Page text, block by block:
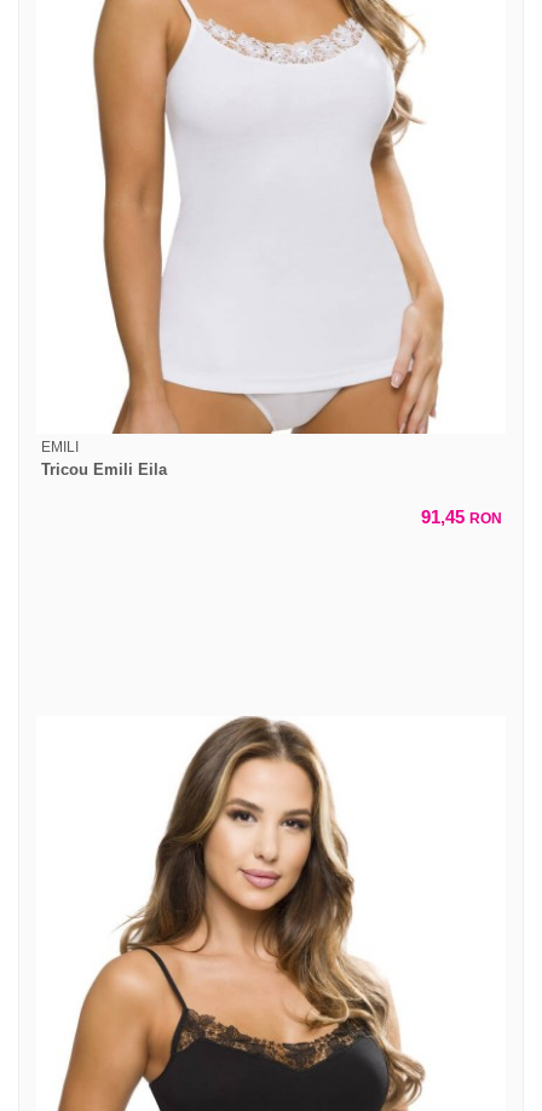
EMILI
Tricou Emili Eila
91,45 RON